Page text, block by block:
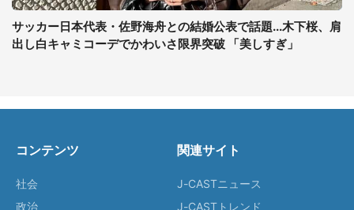
サッカー日本代表・佐野海舟との結婚公表で話題...木下桜、肩
出し白キャミコーデでかわいさ限界突破 「美しすぎ」
コンテンツ
社会
政治
関連サイト
J-CASTニュース
J-CASTトレンド